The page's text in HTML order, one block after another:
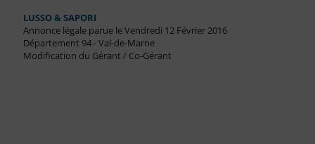
LUSSO & SAPORI
Annonce légale parue le Vendredi 12 Février 2016
Département 94 - Val-de-Marne
Modification du Gérant / Co-Gérant